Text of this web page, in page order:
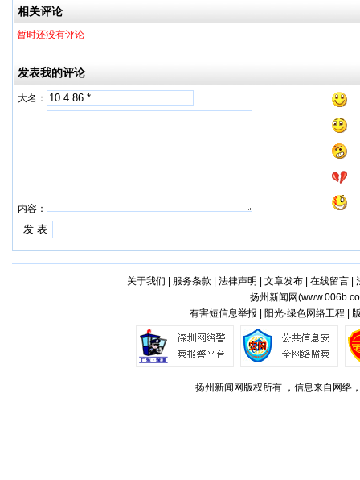
相关评论
暂时还没有评论
发表我的评论
大名：
内容：
关于我们 服务条款 法律声明 文章发布| 在线留言|
扬州新闻网(
有害短信息举报 | 阳光·绿色网络工程 |
扬州新闻网版权所有 ，信息来自网络